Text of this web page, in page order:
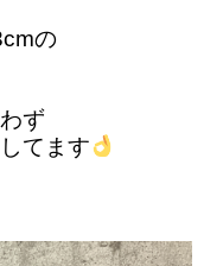
の
ず
てます